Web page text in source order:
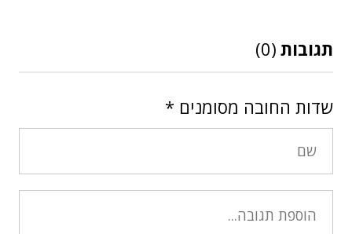
תגובות (0)
שדות החובה מסומנים *